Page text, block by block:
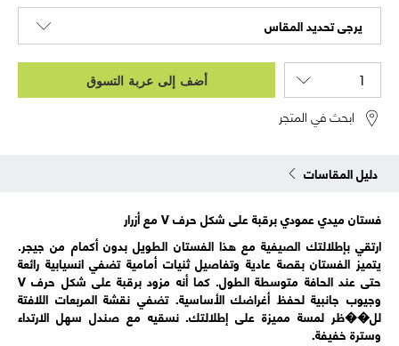
يرجى تحديد المقاس
أضف إلى عربة التسوق
ابحث في المتجر
دليل المقاسات
فستان ميدي عمودي برقبة على شكل حرف V مع أزرار
ارتقي بإطلالتك الصيفية مع هذا الفستان الطويل بدون أكمام من جيجر.
يتميز الفستان بقصة عادية وتفاصيل ثنيات أمامية تضفي انسيابية رائعة
حتى عند الحافة متوسطة الطول. كما أنه مزود برقبة على شكل حرف V
وجيوب جانبية لحفظ أغراضك الأساسية. تضفي نقشة المربعات اللافتة
لل��ظر لمسة مميزة على إطلالتك. نسقيه مع صندل سهل الارتداء
وسترة خفيفة.